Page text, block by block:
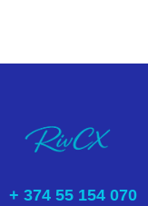
+ 374 55 154 070